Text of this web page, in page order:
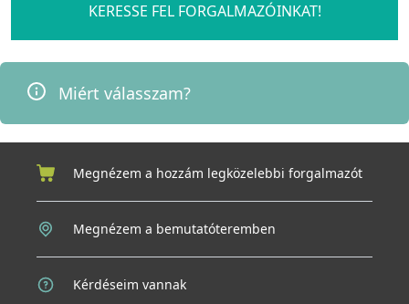
KERESSE FEL FORGALMAZÓINKAT!
Miért válasszam?
Megnézem a hozzám legközelebbi forgalmazót
Megnézem a bemutatóteremben
Kérdéseim vannak